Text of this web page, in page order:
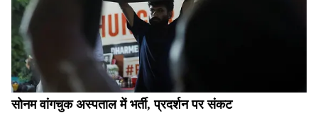
सोनम वांगचुक अस्पताल में भर्ती, प्रदर्शन पर संकट